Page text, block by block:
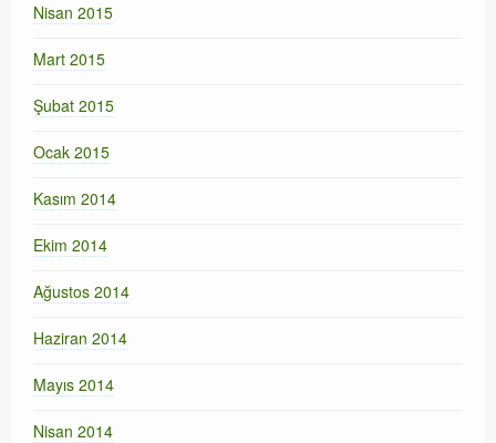
Nisan 2015
Mart 2015
Şubat 2015
Ocak 2015
Kasım 2014
Ekim 2014
Ağustos 2014
Haziran 2014
Mayıs 2014
Nisan 2014